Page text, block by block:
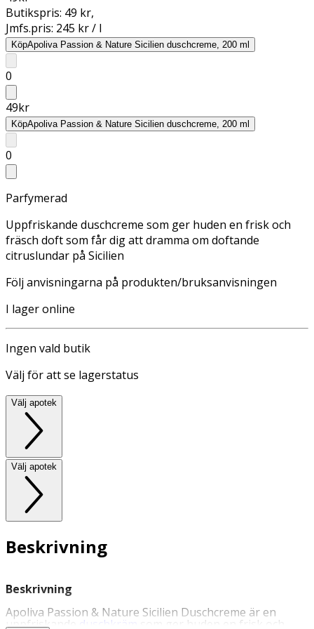
Butikspris: 49 kr,
Jmfs.pris: 245 kr / l
KöpApoliva Passion & Nature Sicilien duschcreme, 200 ml
0
49kr
KöpApoliva Passion & Nature Sicilien duschcreme, 200 ml
0
Parfymerad
Uppfriskande duschcreme som ger huden en frisk och
fräsch doft som får dig att dramma om doftande
citruslundar på Sicilien
Följ anvisningarna på produkten/bruksanvisningen
I lager online
Ingen vald butik
Välj för att se lagerstatus
Välj apotek
Välj apotek
Beskrivning
Beskrivning
Apoliva Passion & Nature Sicilien Duschcreme är en
uppfriskande duschkräm som ger huden en frisk och